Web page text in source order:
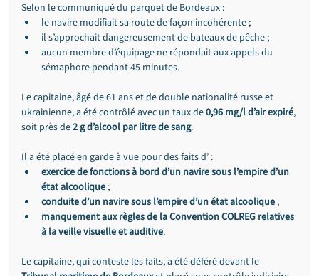
Selon le communiqué du parquet de Bordeaux :
le navire modifiait sa route de façon incohérente ;
il s’approchait dangereusement de bateaux de pêche ;
aucun membre d’équipage ne répondait aux appels du
sémaphore pendant 45 minutes.
Le capitaine, âgé de 61 ans et de double nationalité russe et
ukrainienne, a été contrôlé avec un taux de 0,96 mg/l d’air expiré,
soit près de 2 g d’alcool par litre de sang.
Il a été placé en garde à vue pour des faits d’ :
exercice de fonctions à bord d’un navire sous l’empire d’un
état alcoolique ;
conduite d’un navire sous l’empire d’un état alcoolique ;
manquement aux règles de la Convention COLREG relatives
à la veille visuelle et auditive.
Le capitaine, qui conteste les faits, a été déféré devant le